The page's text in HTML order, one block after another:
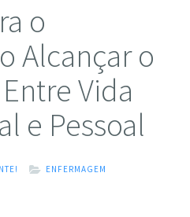
o
Alcançar o
Vida
e Pessoal
ENFERMAGEM